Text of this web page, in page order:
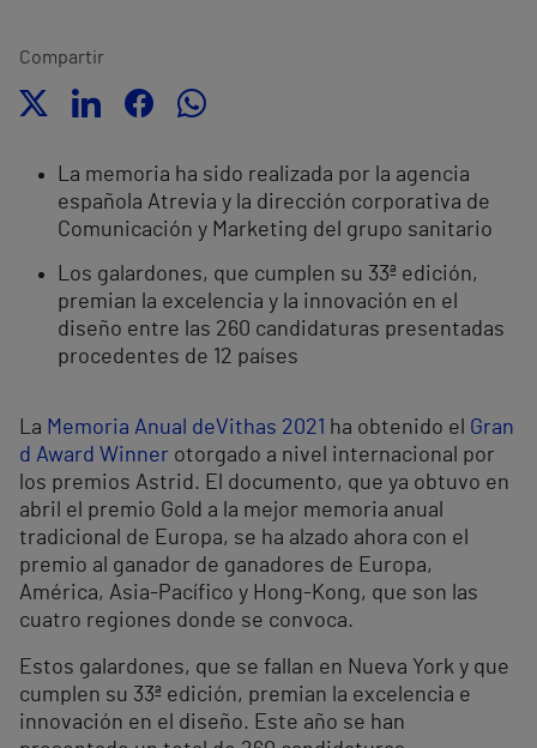
Compartir
La memoria ha sido realizada por la agencia
española Atrevia y la dirección corporativa de
Comunicación y Marketing del grupo sanitario
Los galardones, que cumplen su 33ª edición,
premian la excelencia y la innovación en el
diseño entre las 260 candidaturas presentadas
procedentes de 12 países
La Memoria Anual deVithas 2021 ha obtenido el Gran
d Award Winner otorgado a nivel internacional por
los premios Astrid. El documento, que ya obtuvo en
abril el premio Gold a la mejor memoria anual
tradicional de Europa, se ha alzado ahora con el
premio al ganador de ganadores de Europa,
América, Asia-Pacífico y Hong-Kong, que son las
cuatro regiones donde se convoca.
Estos galardones, que se fallan en Nueva York y que
cumplen su 33ª edición, premian la excelencia e
innovación en el diseño. Este año se han